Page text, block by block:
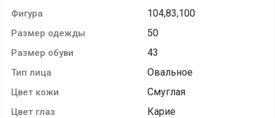
Фигура 104,83,100
Размер одежды 50
Размер обуви 43
Тип лица Овальное
Цвет кожи Смуглая
Цвет глаз Карие